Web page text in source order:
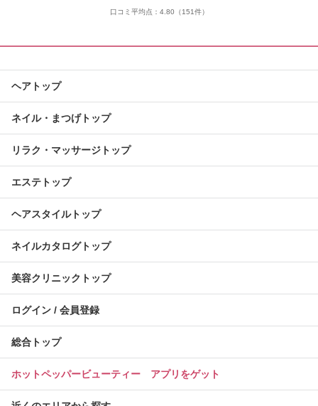
口コミ平均点： 4.80 （151件）
ヘアトップ
ネイル・まつげトップ
リラク・マッサージトップ
エステトップ
ヘアスタイルトップ
ネイルカタログトップ
美容クリニックトップ
ログイン / 会員登録
総合トップ
ホットペッパービューティー アプリをゲット